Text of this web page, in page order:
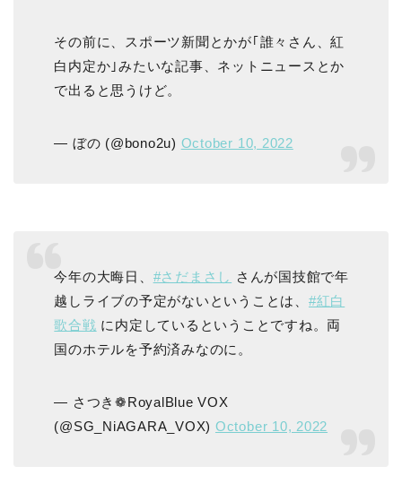
その前に、スポーツ新聞とかが｢誰々さん、紅
白内定か｣みたいな記事、ネットニュースとか
で出ると思うけど。
— ぼの (@bono2u) October 10, 2022
今年の大晦日、 #さだまさし さんが国技館で年
越しライブの予定がないということは、 #紅白
歌合戦 に内定しているということですね。両
国のホテルを予約済みなのに。
— さつき❁RoyalBlue VOX
(@SG_NiAGARA_VOX) October 10, 2022